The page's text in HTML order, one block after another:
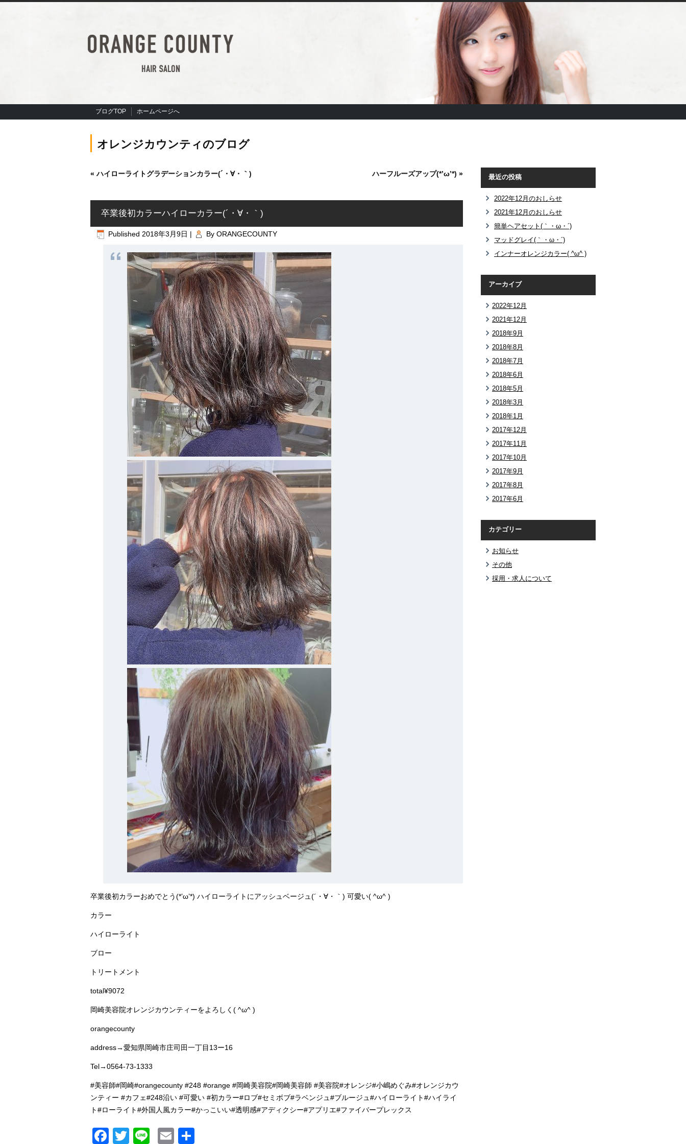
ブログTOP ホームページへ
オレンジカウンティのブログ
«ハイローライトグラデーションカラー(´・∀・｀) ハーフルーズアップ(*’ω’*) »
卒業後初カラーハイローカラー(´・∀・｀)
Published 2018年3月9日 | By ORANGECOUNTY
卒業後初カラーおめでとう(*’ω’*) ハイローライトにアッシュベージュ(´・∀・｀) 可愛い( ^ω^ )
カラー
ハイローライト
ブロー
トリートメント
total¥9072
岡崎美容院オレンジカウンティーをよろしく( ^ω^ )
orangecounty
address→愛知県岡崎市庄司田一丁目13ー16
Tel→0564-73-1333
#美容師#岡崎#orangecounty #248 #orange #岡崎美容院#岡崎美容師 #美容院#オレンジ#小嶋めぐみ#オレンジカウ
ンティー #カフェ#248沿い #可愛い #初カラー#ロブ#セミボブ#ラベンジュ#ブルージュ#ハイローライト#ハイライ
ト#ローライト#外国人風カラー#かっこいい#透明感#アディクシー#アプリエ#ファイバープレックス
Facebook
Twitter
LineEmail
最近の投稿
2022年12月のおしらせ
2021年12月のおしらせ
簡単ヘアセット(｀・ω・´)
マッドグレイ(｀・ω・´)
インナーオレンジカラー( ^ω^ )
アーカイブ
2022年12月
2021年12月
2018年9月
2018年8月
2018年7月
2018年6月
2018年5月
2018年3月
2018年1月
2017年12月
2017年11月
2017年10月
2017年9月
2017年8月
2017年6月
カテゴリー
お知らせ
その他
採用・求人について